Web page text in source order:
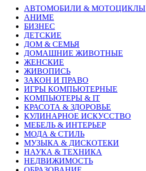
АВТОМОБИЛИ & МОТОЦИКЛЫ
АНИМЕ
БИЗНЕС
ДЕТСКИЕ
ДОМ & СЕМЬЯ
ДОМАШНИЕ ЖИВОТНЫЕ
ЖЕНСКИЕ
ЖИВОПИСЬ
ЗАКОН И ПРАВО
ИГРЫ КОМПЬЮТЕРНЫЕ
КОМПЬЮТЕРЫ & IT
КРАСОТА & ЗДОРОВЬЕ
КУЛИНАРНОЕ ИСКУССТВО
МЕБЕЛЬ & ИНТЕРЬЕР
МОДА & СТИЛЬ
МУЗЫКА & ДИСКОТЕКИ
НАУКА & ТЕХНИКА
НЕДВИЖИМОСТЬ